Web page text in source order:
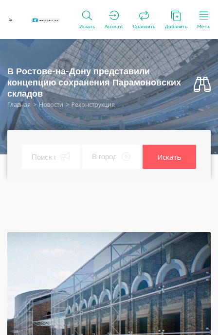
Искать Account Сравнить Добавить Menu
В Ростове-на-Дону представили
концепцию сохранения Парамоновских
складов
Главная Новости Реконструкция
Искать